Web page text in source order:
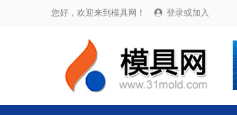
您好，欢迎来到模具网！  登录或加入